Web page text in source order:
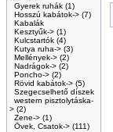
Gyerek ruhák (1)
Hosszú kabátok-> (7)
Kabalák
Kesztyűk-> (1)
Kulcstartók (4)
Kutya ruha-> (3)
Mellények-> (2)
Nadrágok-> (2)
Poncho-> (2)
Rövid kabátok-> (5)
Szegecselhető díszek
western pisztolytáska-
> (2)
Zene-> (1)
Övek, Csatok-> (111)